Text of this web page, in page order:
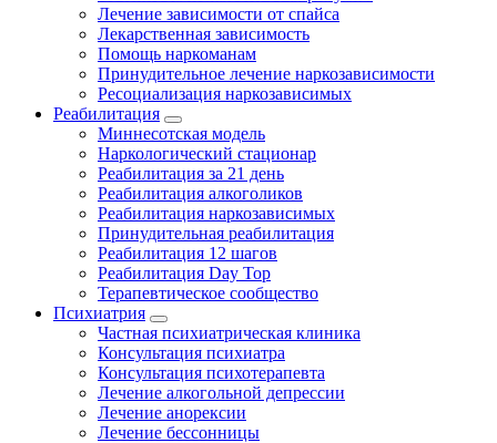
Лечение зависимости от спайса
Лекарственная зависимость
Помощь наркоманам
Принудительное лечение наркозависимости
Ресоциализация наркозависимых
Реабилитация
Миннесотская модель
Наркологический стационар
Реабилитация за 21 день
Реабилитация алкоголиков
Реабилитация наркозависимых
Принудительная реабилитация
Реабилитация 12 шагов
Реабилитация Day Top
Терапевтическое сообщество
Психиатрия
Частная психиатрическая клиника
Консультация психиатра
Консультация психотерапевта
Лечение алкогольной депрессии
Лечение анорексии
Лечение бессонницы